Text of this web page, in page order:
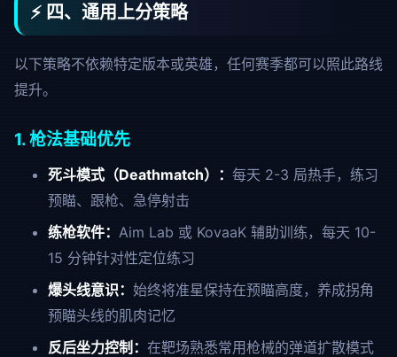
⚡ 四、通用上分策略
以下策略不依赖特定版本或英雄，任何赛季都可以照此路线
提升。
1. 枪法基础优先
死斗模式（Deathmatch）： 每天 2-3 局热手，练习
预瞄、跟枪、急停射击
练枪软件： Aim Lab 或 KovaaK 辅助训练，每天 10-
15 分钟针对性定位练习
爆头线意识： 始终将准星保持在预瞄高度，养成拐角
预瞄头线的肌肉记忆
反后坐力控制： 在靶场熟悉常用枪械的弹道扩散模式